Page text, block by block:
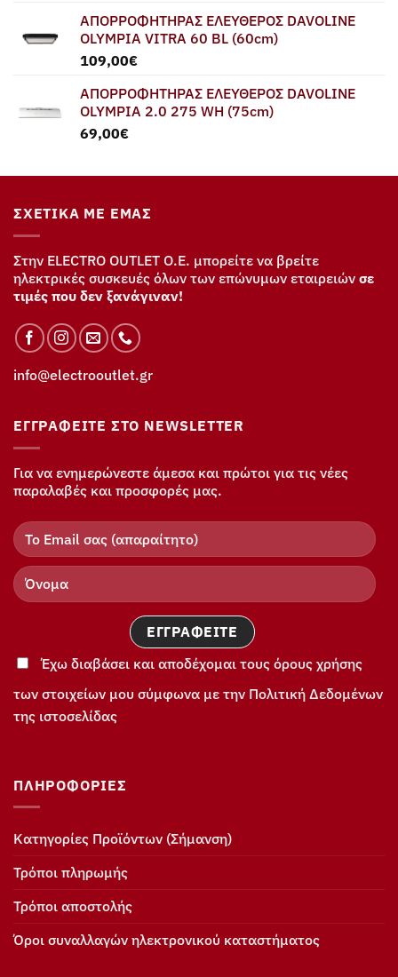
ΑΠΟΡΡΟΦΗΤΗΡΑΣ ΕΛΕΥΘΕΡΟΣ DAVOLINE
OLYMPIA VITRA 60 BL (60cm)
109,00€
ΑΠΟΡΡΟΦΗΤΗΡΑΣ ΕΛΕΥΘΕΡΟΣ DAVOLINE
OLYMPIA 2.0 275 WH (75cm)
69,00€
ΣΧΕΤΙΚΆ ΜΕ ΕΜΆΣ
Στην ELECTRO OUTLET Ο.Ε. μπορείτε να βρείτε
ηλεκτρικές συσκευές όλων των επώνυμων εταιρειών σε
τιμές που δεν ξανάγιναν!
info@electrooutlet.gr
ΕΓΓΡΑΦΕΊΤΕ ΣΤΟ NEWSLETTER
Για να ενημερώνεστε άμεσα και πρώτοι για τις νέες
παραλαβές και προσφορές μας.
Έχω διαβάσει και αποδέχομαι τους όρους χρήσης
των στοιχείων μου σύμφωνα με την Πολιτική Δεδομένων
της ιστοσελίδας
ΠΛΗΡΟΦΟΡΊΕΣ
Κατηγορίες Προϊόντων (Σήμανση)
Τρόποι πληρωμής
Τρόποι αποστολής
Όροι συναλλαγών ηλεκτρονικού καταστήματος